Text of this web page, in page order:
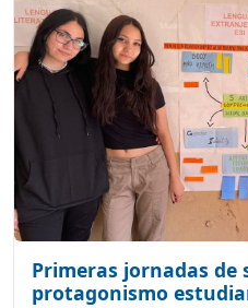
Primeras jornadas de
protagonismo